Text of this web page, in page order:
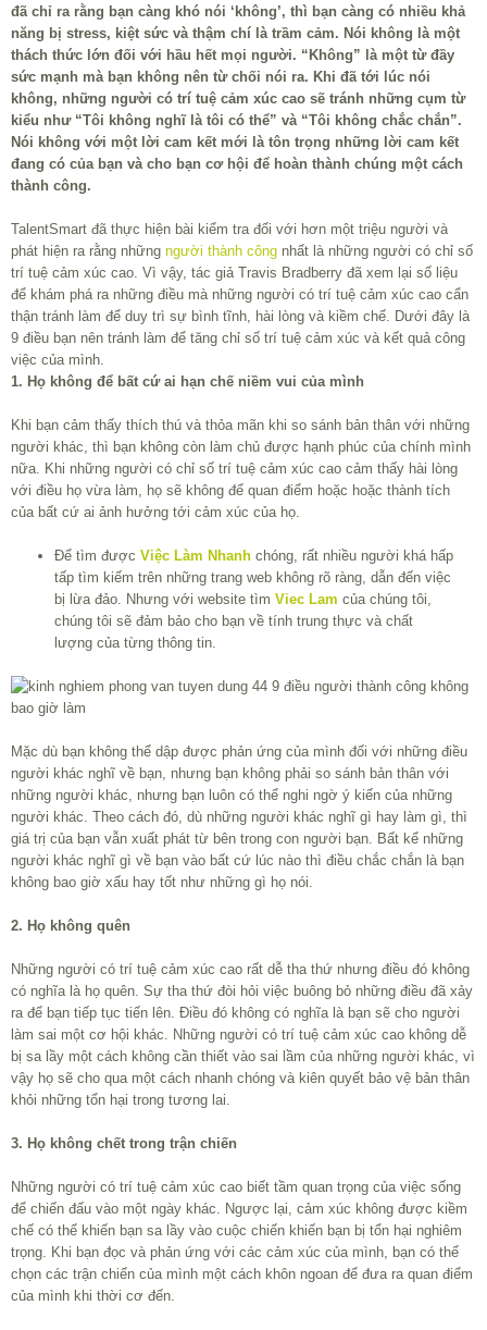
đã chỉ ra rằng bạn càng khó nói ‘không’, thì bạn càng có nhiều khả
năng bị stress, kiệt sức và thậm chí là trầm cảm. Nói không là một
thách thức lớn đối với hầu hết mọi người. “Không” là một từ đầy
sức mạnh mà bạn không nên từ chối nói ra. Khi đã tới lúc nói
không, những người có trí tuệ cảm xúc cao sẽ tránh những cụm từ
kiểu như “Tôi không nghĩ là tôi có thể” và “Tôi không chắc chắn”.
Nói không với một lời cam kết mới là tôn trọng những lời cam kết
đang có của bạn và cho bạn cơ hội để hoàn thành chúng một cách
thành công.
TalentSmart đã thực hiện bài kiểm tra đối với hơn một triệu người và
phát hiện ra rằng những người thành công nhất là những người có chỉ số
trí tuệ cảm xúc cao. Vì vậy, tác giả Travis Bradberry đã xem lại số liệu
để khám phá ra những điều mà những người có trí tuệ cảm xúc cao cẩn
thận tránh làm để duy trì sự bình tĩnh, hài lòng và kiềm chế. Dưới đây là
9 điều bạn nên tránh làm để tăng chỉ số trí tuệ cảm xúc và kết quả công
việc của mình.
1. Họ không để bất cứ ai hạn chế niềm vui của mình
Khi bạn cảm thấy thích thú và thỏa mãn khi so sánh bản thân với những
người khác, thì bạn không còn làm chủ được hạnh phúc của chính mình
nữa. Khi những người có chỉ số trí tuệ cảm xúc cao cảm thấy hài lòng
với điều họ vừa làm, họ sẽ không để quan điểm hoặc hoặc thành tích
của bất cứ ai ảnh hưởng tới cảm xúc của họ.
Để tìm được Việc Làm Nhanh chóng, rất nhiều người khá hấp
tấp tìm kiếm trên những trang web không rõ ràng, dẫn đến việc
bị lừa đảo. Nhưng với website tìm Viec Lam của chúng tôi,
chúng tôi sẽ đảm bảo cho bạn về tính trung thực và chất
lượng của từng thông tin.
Mặc dù bạn không thể dập được phản ứng của mình đối với những điều
người khác nghĩ về bạn, nhưng bạn không phải so sánh bản thân với
những người khác, nhưng bạn luôn có thể nghi ngờ ý kiến của những
người khác. Theo cách đó, dù những người khác nghĩ gì hay làm gì, thì
giá trị của bạn vẫn xuất phát từ bên trong con người bạn. Bất kể những
người khác nghĩ gì về bạn vào bất cứ lúc nào thì điều chắc chắn là bạn
không bao giờ xấu hay tốt như những gì họ nói.
2. Họ không quên
Những người có trí tuệ cảm xúc cao rất dễ tha thứ nhưng điều đó không
có nghĩa là họ quên. Sự tha thứ đòi hỏi việc buông bỏ những điều đã xảy
ra để bạn tiếp tục tiến lên. Điều đó không có nghĩa là bạn sẽ cho người
làm sai một cơ hội khác. Những người có trí tuệ cảm xúc cao không dễ
bị sa lầy một cách không cần thiết vào sai lầm của những người khác, vì
vậy họ sẽ cho qua một cách nhanh chóng và kiên quyết bảo vệ bản thân
khỏi những tổn hại trong tương lai.
3. Họ không chết trong trận chiến
Những người có trí tuệ cảm xúc cao biết tầm quan trọng của việc sống
để chiến đấu vào một ngày khác. Ngược lại, cảm xúc không được kiềm
chế có thể khiến bạn sa lầy vào cuộc chiến khiến bạn bị tổn hại nghiêm
trọng. Khi bạn đọc và phản ứng với các cảm xúc của mình, bạn có thể
chọn các trận chiến của mình một cách khôn ngoan để đưa ra quan điểm
của mình khi thời cơ đến.